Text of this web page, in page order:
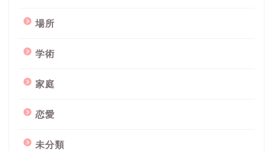
場所
学術
家庭
恋愛
未分類